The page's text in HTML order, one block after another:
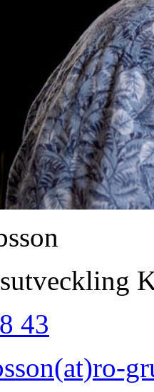
43